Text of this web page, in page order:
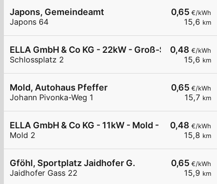
0,65 €/kWh
15,6 km
Japons, Gemeindeamt
Japons 64
0,48 €/kWh
15,6 km
ELLA GmbH & Co KG - 22kW - Groß-Siegharts -
Schlossplatz 2
0,65 €/kWh
15,7 km
Mold, Autohaus Pfeffer
Johann Pivonka-Weg 1
0,48 €/kWh
15,8 km
ELLA GmbH & Co KG - 11kW - Mold -
Mold 2
0,65 €/kWh
15,9 km
Gföhl, Sportplatz Jaidhofer G.
Jaidhofer Gass 22